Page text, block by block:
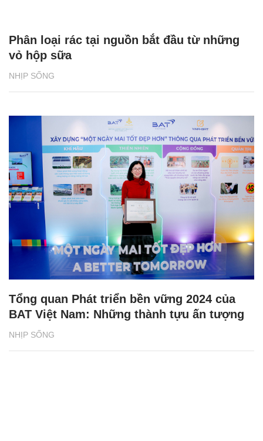
NHỊP SỐNG
Phân loại rác tại nguồn bắt đầu từ những
vỏ hộp sữa
NHỊP SỐNG
Tổng quan Phát triển bền vững 2024 của
BAT Việt Nam: Những thành tựu ấn tượng